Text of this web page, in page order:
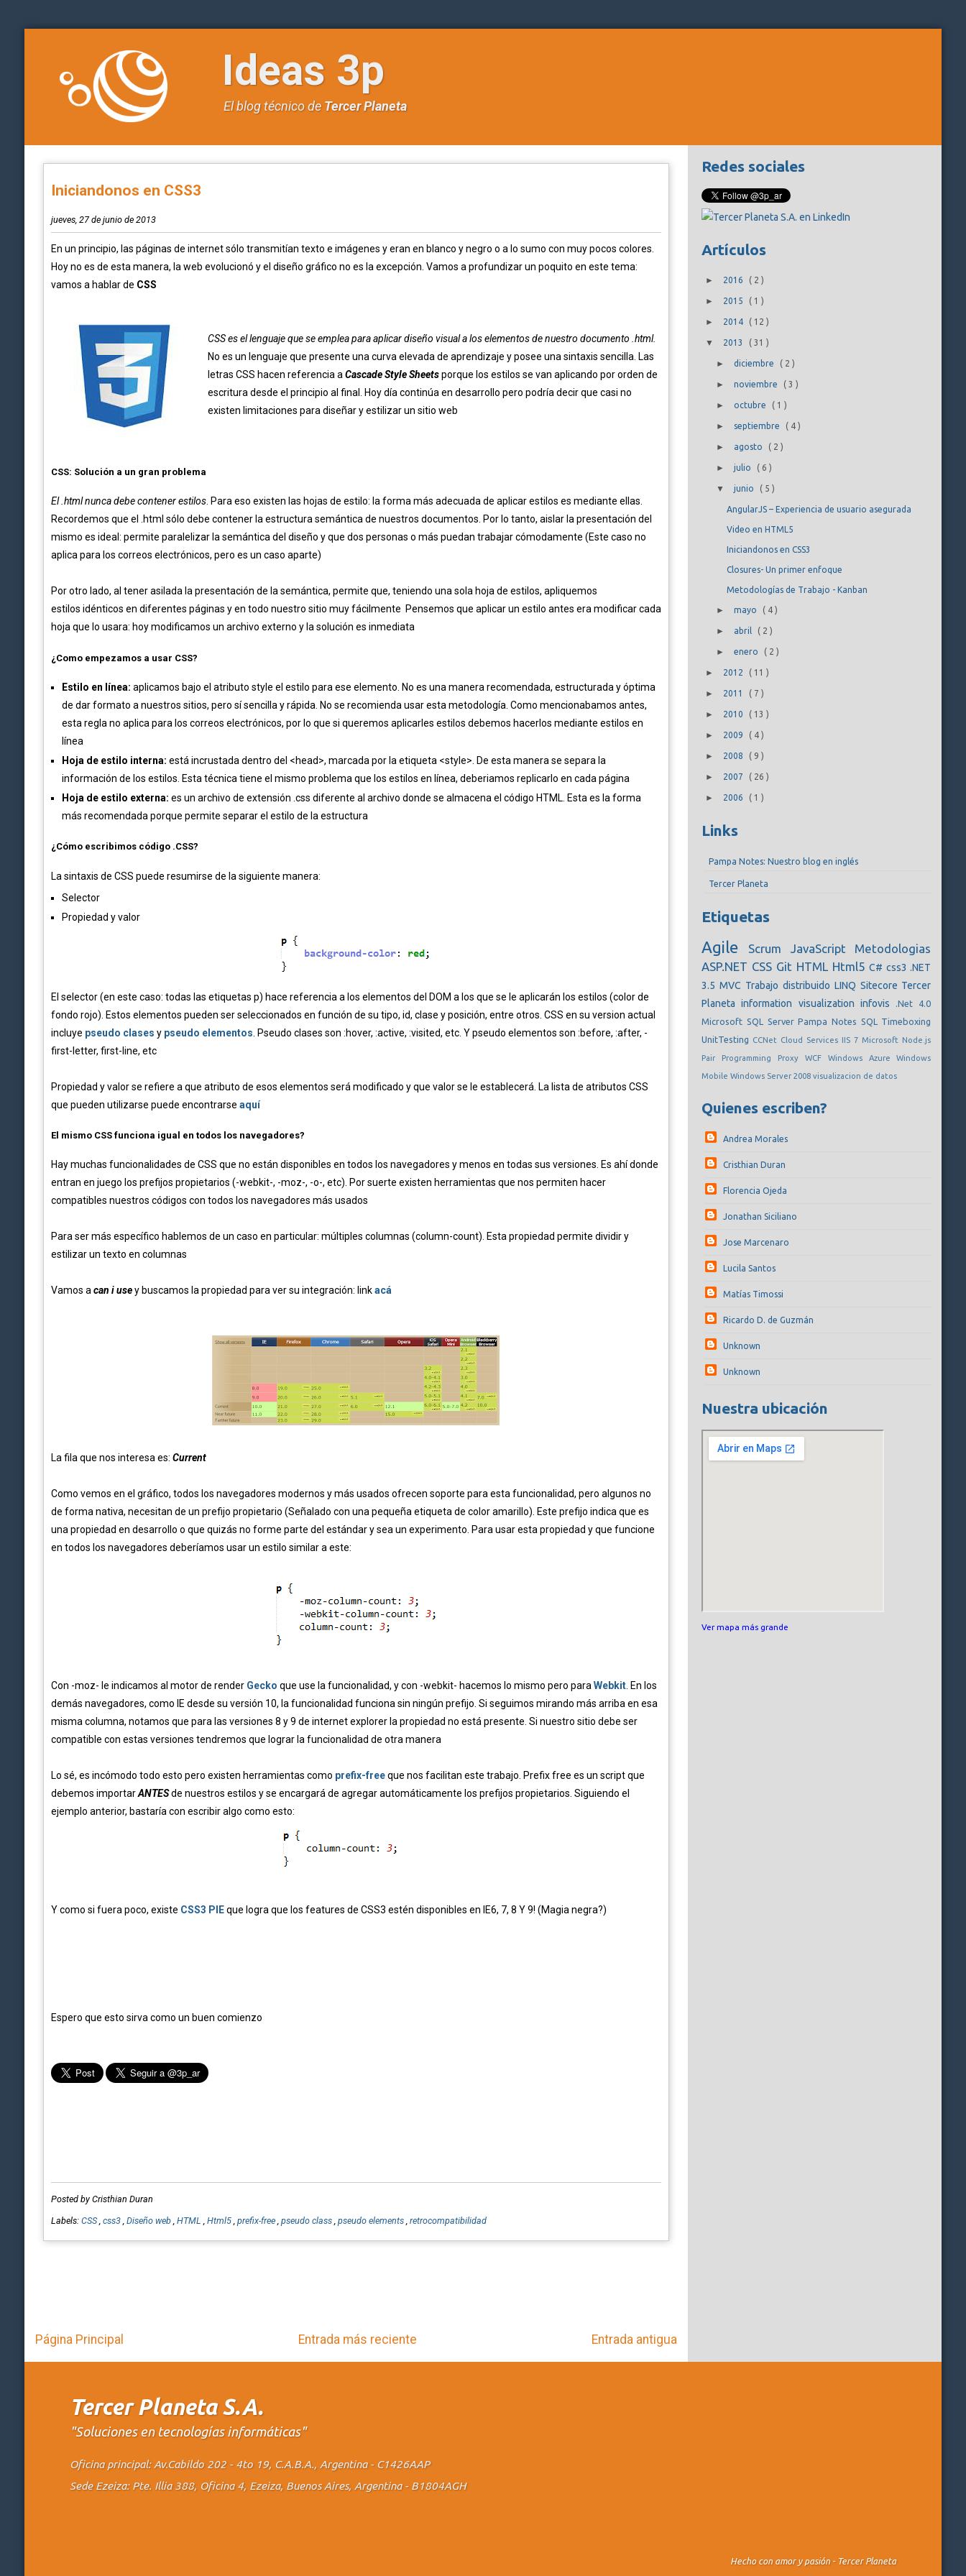
Ideas 3p
El blog técnico deTercer Planeta
Iniciandonos en CSS3
jueves, 27 de junio de 2013
En un principio, las páginas de internetsólo transmitían texto e imágenes y eran en blanco y negro o a lo sumo con muy pocos colores.
Hoy no es de esta manera, la web evolucionó y el diseño gráfico no es la excepción. Vamos a profundizar un poquito en este tema:
vamos a hablar de CSS
CSS es el lenguaje que se emplea para aplicar diseño visual a los elementos de nuestro documento .html.
No es un lenguaje que presente una curva elevada de aprendizaje y posee una sintaxis sencilla. Las
letras CSS hacen referencia a Cascade Style Sheetsporque los estilos se van aplicando por orden de
escritura desde el principio al final. Hoy día continúa en desarrollo pero podría decir que casi no
existen limitaciones para diseñar y estilizar un sitio web
CSS: Solución a un gran problema
El .html nunca debe contener estilos. Para eso existen las hojas de estilo: la forma más adecuada de aplicar estilos es mediante ellas.
Recordemos que el .html sólo debe contener la estructura semántica de nuestros documentos. Por lo tanto, aislar la presentación del
mismo es ideal: permite paralelizar la semántica del diseño y que dos personas o más puedan trabajar cómodamente (Este caso no
aplica para los correos electrónicos, pero es un caso aparte)
Por otro lado, al tener asilada la presentación de la semántica, permite que, teniendo una sola hoja de estilos, apliquemos
estilos idénticos en diferentes páginas y en todo nuestro sitio muyfácilmente Pensemos que aplicar un estilo antes era modificar cada
hoja que lo usara: hoy modificamos un archivo externo y la solución es inmediata
¿Como empezamos a usar CSS?
Estilo en línea: aplicamos bajo el atributo style el estilo para ese elemento. No es una manera recomendada, estructurada y óptima
de dar formato a nuestros sitios, pero sí sencilla y rápida. No se recomienda usar esta metodología. Como mencionabamos antes,
esta regla no aplica para los correos electrónicos, por lo que si queremos aplicarles estilos debemos hacerlos mediante estilos en
línea
Hoja de estilo interna: está incrustada dentro del <head>, marcada por la etiqueta <style>. De esta manera se separa la
información de los estilos. Esta técnica tiene el mismo problema que los estilos en línea, deberiamos replicarlo en cada página
Hoja de estilo externa: es un archivo de extensión .css diferente al archivo donde se almacena el código HTML. Esta es la forma
más recomendada porque permite separar el estilo de la estructura
¿Cómo escribimos código .CSS?
La sintaxis de CSS puede resumirse de la siguiente manera:
Selector
Propiedad y valor
El selector (en este caso: todas las etiquetas p) hace referencia a los elementos del DOM a los que se le aplicarán los estilos (color de
fondo rojo). Estos elementos pueden ser seleccionados en función de su tipo, id, clase y posición, entre otros. CSS en su version actual
incluye pseudo clases y pseudo elementos . Pseudo clases son :hover, :active, :visited, etc. Y pseudo elementos son :before, :after, -
first-letter, first-line, etc
Propiedad y valor se refiere a que atributo de esos elementos será modificado y que valor se le establecerá. La lista de atributos CSS
que pueden utilizarse puede encontrarse aquí
El mismo CSS funciona igual en todos los navegadores?
Hay muchas funcionalidades de CSS que no están disponibles en todos los navegadores y menos en todas sus versiones. Es ahí donde
entran en juego los prefijos propietarios (-webkit-, -moz-, -o-, etc). Por suerte existen herramientas que nos permiten hacer
compatibles nuestros códigos con todos los navegadores más usados
Para ser más específico hablemos de un caso en particular: múltiples columnas (column-count). Esta propiedad permite dividir y
estilizar un texto en columnas
Vamos acan i usey buscamos la propiedad para ver su integración: linkacá
La fila que nos interesa es: Current
Como vemos en el gráfico, todos los navegadores modernos y más usados ofrecen soporte para esta funcionalidad, pero algunos no
de forma nativa, necesitan de un prefijo propietario (Señalado con una pequeña etiqueta de color amarillo). Este prefijo indica que es
una propiedad en desarrollo o que quizás no forme parte del estándary sea un experimento. Para usar esta propiedad y que funcione
en todos los navegadores deberíamos usar un estilo similar a este:
Con -moz- le indicamos al motor de render Gecko que use la funcionalidad, y con -webkit- hacemos lo mismo pero paraWebkit. En los
demás navegadores, como IE desde su versión 10, la funcionalidad funciona sin ningún prefijo. Si seguimos mirando más arriba en esa
misma columna, notamos que para las versiones 8 y 9 de internet explorer la propiedad no está presente. Si nuestro sitio debe ser
compatible con estas versiones tendremos que lograr la funcionalidad de otra manera
Lo sé, es incómodo todo esto pero existen herramientas como prefix-freeque nos facilitan este trabajo. Prefix free es un script que
debemos importarANTESde nuestros estilos y se encargará de agregar automáticamente los prefijos propietarios. Siguiendo el
ejemplo anterior, bastaría con escribir algo como esto:
Y como si fuera poco, existe CSS3 PIEque logra que los features de CSS3 estén disponibles en IE6, 7, 8 Y 9! (Magia negra?)
Espero que esto sirva como un buen comienzo
Posted by Cristhian Duran
Labels: CSS, css3 , Diseño web , HTML , Html5 , prefix-free , pseudo class , pseudo elements , retrocompatibilidad
Entrada más reciente Entrada antigua
Página Principal
Redes sociales
Artículos
► 2016 ( 2)
► 2015 ( 1)
► 2014 ( 12)
▼ 2013 (31)
► diciembre ( 2 )
► noviembre ( 3 )
► octubre ( 1 )
► septiembre ( 4 )
► agosto ( 2 )
► julio ( 6 )
▼ junio ( 5 )
AngularJS – Experiencia de usuario asegurada
Video en HTML5
Iniciandonos en CSS3
Closures- Un primer enfoque
Metodologías de Trabajo - Kanban
► mayo ( 4 )
► abril ( 2 )
► enero ( 2 )
► 2012 ( 11)
► 2011 ( 7)
► 2010 ( 13)
► 2009 ( 4)
► 2008 ( 9)
► 2007 ( 26)
► 2006 ( 1)
Links
Pampa Notes: Nuestro blog en inglés
Tercer Planeta
Etiquetas
Agile Scrum JavaScript Metodologias
ASP.NET CSS Git HTML Html5 C# css3.NET
3.5MVC Trabajo distribuido LINQ Sitecore Tercer
Planetainformation visualization infovis
.Net 4.0
Microsoft SQL ServerPampa Notes SQL Timeboxing
UnitTesting CCNet Cloud Services IIS 7 Microsoft Node.js
Pair Programming Proxy WCF Windows AzureWindows
MobileWindows Server 2008visualizacion de datos
Quienes escriben?
Andrea Morales
Cristhian Duran
Florencia Ojeda
Jonathan Siciliano
Jose Marcenaro
Lucila Santos
Matías Timossi
Ricardo D. de Guzmán
Unknown
Unknown
Nuestra ubicación
Ver mapa más grande
Tercer Planeta S.A.
"Soluciones en tecnologías informáticas"
Oficina principal: Av.Cabildo 202 - 4to 19, C.A.B.A., Argentina - C1426AAP
Sede Ezeiza: Pte. Illia 388, Oficina 4, Ezeiza, Buenos Aires, Argentina - B1804AGH
Hecho con amor y pasión - Tercer Planeta